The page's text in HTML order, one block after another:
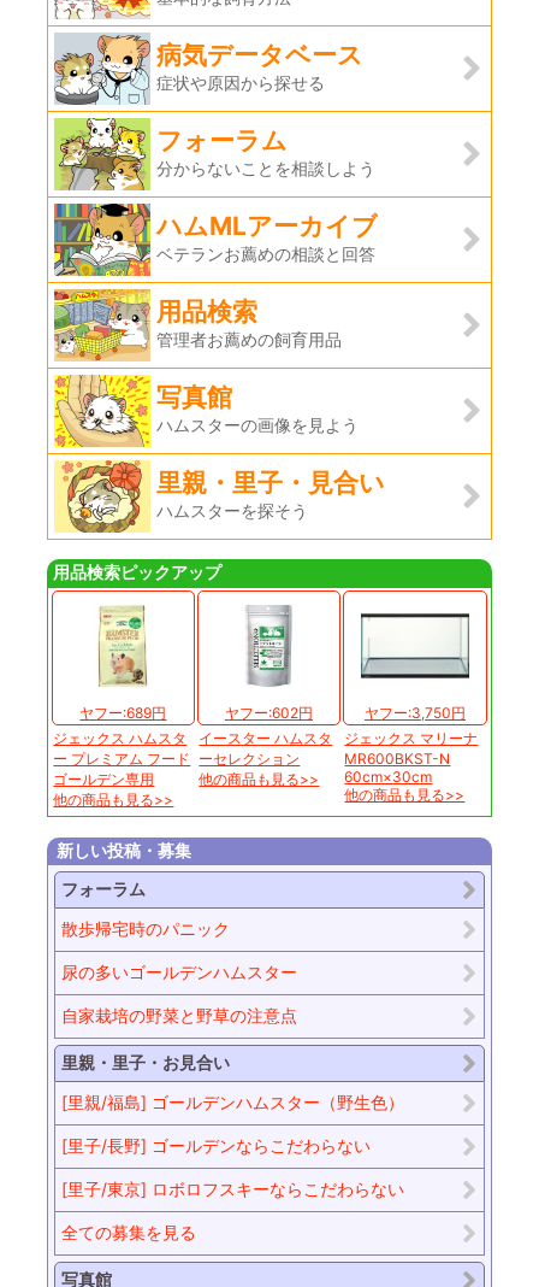
病気データベース
症状や原因から探せる
フォーラム
分からないことを相談しよう
ハムMLアーカイブ
ベテランお薦めの相談と回答
用品検索
管理者お薦めの飼育用品
写真館
ハムスターの画像を見よう
里親・里子・見合い
ハムスターを探そう
用品検索ピックアップ
ヤフー:689円
ジェックス ハムスタ
ー プレミアム フード
ゴールデン専用
他の商品も見る>>
ヤフー:602円
イースター ハムスタ
ーセレクション
他の商品も見る>>
ヤフー:3,750円
ジェックス マリーナ
MR600BKST-N
60cm×30cm
他の商品も見る>>
新しい投稿・募集
フォーラム
散歩帰宅時のパニック
尿の多いゴールデンハムスター
自家栽培の野菜と野草の注意点
里親・里子・お見合い
[里親/福島] ゴールデンハムスター（野生色）
[里子/長野] ゴールデンならこだわらない
[里子/東京] ロボロフスキーならこだわらない
全ての募集を見る
写真館